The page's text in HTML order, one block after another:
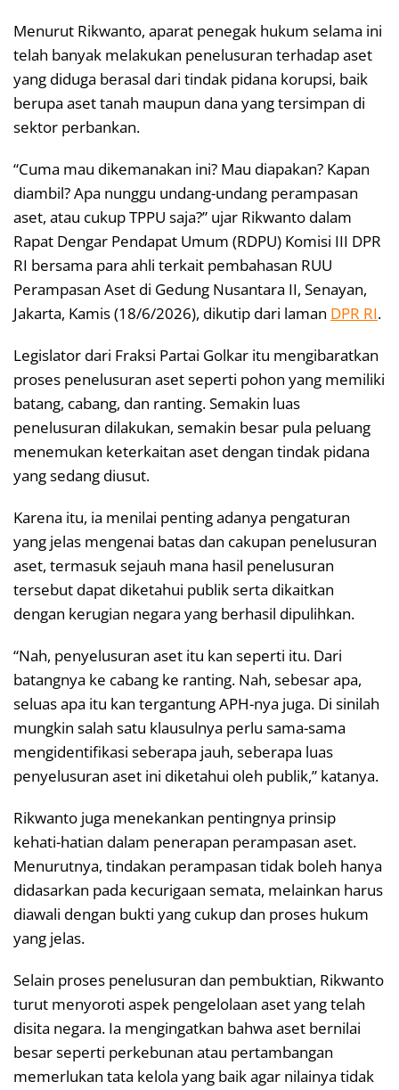
Menurut Rikwanto, aparat penegak hukum selama ini
telah banyak melakukan penelusuran terhadap aset
yang diduga berasal dari tindak pidana korupsi, baik
berupa aset tanah maupun dana yang tersimpan di
sektor perbankan.
“Cuma mau dikemanakan ini? Mau diapakan? Kapan
diambil? Apa nunggu undang-undang perampasan
aset, atau cukup TPPU saja?” ujar Rikwanto dalam
Rapat Dengar Pendapat Umum (RDPU) Komisi III DPR
RI bersama para ahli terkait pembahasan RUU
Perampasan Aset di Gedung Nusantara II, Senayan,
Jakarta, Kamis (18/6/2026), dikutip dari laman DPR RI.
Legislator dari Fraksi Partai Golkar itu mengibaratkan
proses penelusuran aset seperti pohon yang memiliki
batang, cabang, dan ranting. Semakin luas
penelusuran dilakukan, semakin besar pula peluang
menemukan keterkaitan aset dengan tindak pidana
yang sedang diusut.
Karena itu, ia menilai penting adanya pengaturan
yang jelas mengenai batas dan cakupan penelusuran
aset, termasuk sejauh mana hasil penelusuran
tersebut dapat diketahui publik serta dikaitkan
dengan kerugian negara yang berhasil dipulihkan.
“Nah, penyelusuran aset itu kan seperti itu. Dari
batangnya ke cabang ke ranting. Nah, sebesar apa,
seluas apa itu kan tergantung APH-nya juga. Di sinilah
mungkin salah satu klausulnya perlu sama-sama
mengidentifikasi seberapa jauh, seberapa luas
penyelusuran aset ini diketahui oleh publik,” katanya.
Rikwanto juga menekankan pentingnya prinsip
kehati-hatian dalam penerapan perampasan aset.
Menurutnya, tindakan perampasan tidak boleh hanya
didasarkan pada kecurigaan semata, melainkan harus
diawali dengan bukti yang cukup dan proses hukum
yang jelas.
Selain proses penelusuran dan pembuktian, Rikwanto
turut menyoroti aspek pengelolaan aset yang telah
disita negara. Ia mengingatkan bahwa aset bernilai
besar seperti perkebunan atau pertambangan
memerlukan tata kelola yang baik agar nilainya tidak